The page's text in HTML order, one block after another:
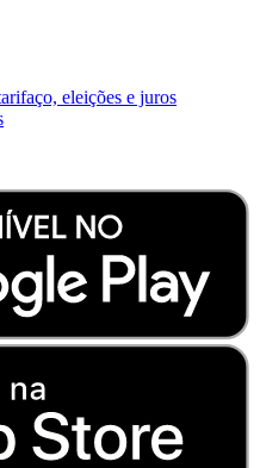
eleições e juros